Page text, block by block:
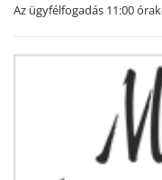
Az ügyfélfogadás 11:00